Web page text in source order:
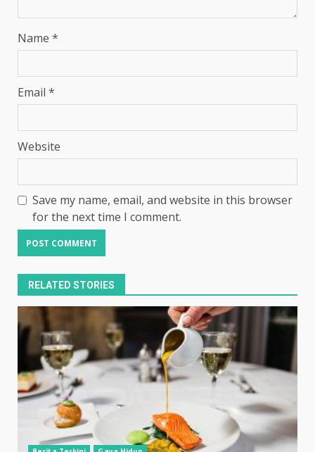
Name *
Email *
Website
Save my name, email, and website in this browser
for the next time I comment.
RELATED STORIES